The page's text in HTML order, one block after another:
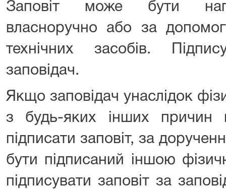
Заповіт може бути
власноручно або за
технічних засобів.
заповідач.
Якщо заповідач унаслідок
з будь-яких інших причин
підписати заповіт, за
бути підписаний іншою
підписувати заповіт за